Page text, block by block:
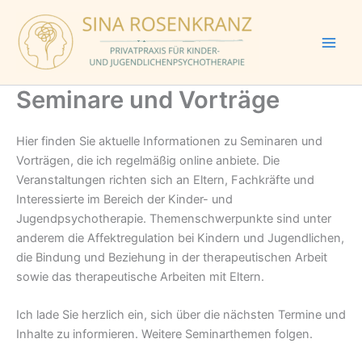
Inhalt
springen
Seminare und Vorträge
Hier finden Sie aktuelle Informationen zu Seminaren und
Vorträgen, die ich regelmäßig online anbiete. Die
Veranstaltungen richten sich an Eltern, Fachkräfte und
Interessierte im Bereich der Kinder- und
Jugendpsychotherapie. Themenschwerpunkte sind unter
anderem die Affektregulation bei Kindern und Jugendlichen,
die Bindung und Beziehung in der therapeutischen Arbeit
sowie das therapeutische Arbeiten mit Eltern.
Ich lade Sie herzlich ein, sich über die nächsten Termine und
Inhalte zu informieren. Weitere Seminarthemen folgen.